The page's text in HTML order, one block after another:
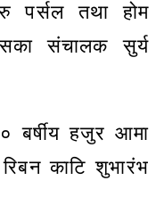
पर्सल तथा होम
संचालक सुर्य
बर्षीय हजुर आमा
रिबन काटि शुभारंभ